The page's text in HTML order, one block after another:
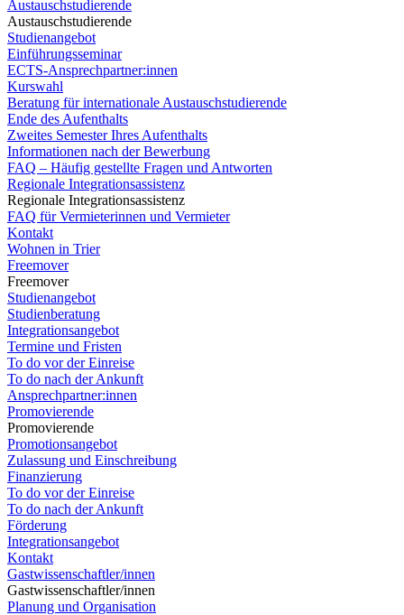
Austauschstudierende
Austauschstudierende
Studienangebot
Einführungsseminar
ECTS-Ansprechpartner:innen
Kurswahl
Beratung für internationale Austauschstudierende
Ende des Aufenthalts
Zweites Semester Ihres Aufenthalts
Informationen nach der Bewerbung
FAQ – Häufig gestellte Fragen und Antworten
Regionale Integrationsassistenz
Regionale Integrationsassistenz
FAQ für Vermieterinnen und Vermieter
Kontakt
Wohnen in Trier
Freemover
Freemover
Studienangebot
Studienberatung
Integrationsangebot
Termine und Fristen
To do vor der Einreise
To do nach der Ankunft
Ansprechpartner:innen
Promovierende
Promovierende
Promotionsangebot
Zulassung und Einschreibung
Finanzierung
To do vor der Einreise
To do nach der Ankunft
Förderung
Integrationsangebot
Kontakt
Gastwissenschaftler/innen
Gastwissenschaftler/innen
Planung und Organisation